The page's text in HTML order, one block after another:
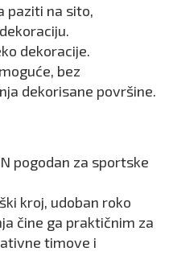
paziti na sito,
dekoracije.
bez
dekorisane površine.
pogodan za sportske
kroj, udoban roko
čine ga praktičnim za
timove i